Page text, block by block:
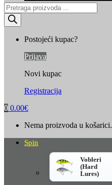
Products
search
Postojeći kupac?
Prijava
Novi kupac
Registracija
0 0.00€
Nema proizvoda u košarici.
Spin
Vobleri
(Hard
Lures)